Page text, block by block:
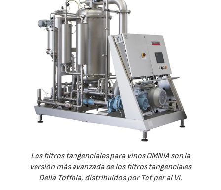
Los filtros tangenciales para vinos OMNIA son la
versión más avanzada de los filtros tangenciales
Della Toffola, distribuidos por Tot per al Vi.